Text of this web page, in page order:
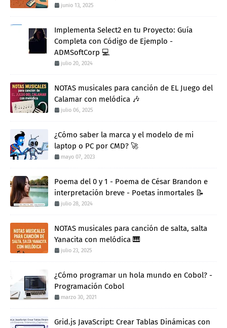
junio 13, 2025
Implementa Select2 en tu Proyecto: Guía
Completa con Código de Ejemplo -
ADMSoftCorp 💻
julio 20, 2024
NOTAS musicales para canción de EL Juego del
Calamar con melódica 🎶
julio 06, 2025
¿Cómo saber la marca y el modelo de mi
laptop o PC por CMD? 🚀
mayo 07, 2023
Poema del 0 y 1 - Poema de César Brandon e
interpretación breve - Poetas inmortales 📝
julio 28, 2024
NOTAS musicales para canción de salta, salta
Yanacita con melódica 🎹
julio 23, 2025
¿Cómo programar un hola mundo en Cobol? -
Programación Cobol
marzo 30, 2021
Grid.js JavaScript: Crear Tablas Dinámicas con